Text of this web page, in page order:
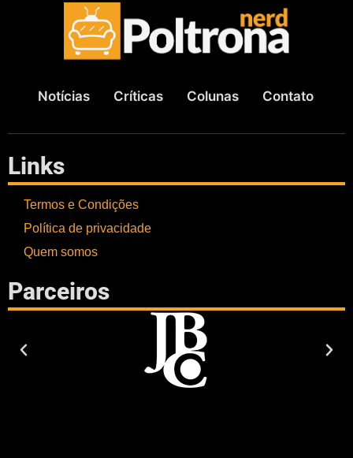
Notícias Críticas Colunas Contato
Links
Termos e Condições
Política de privacidade
Quem somos
Parceiros